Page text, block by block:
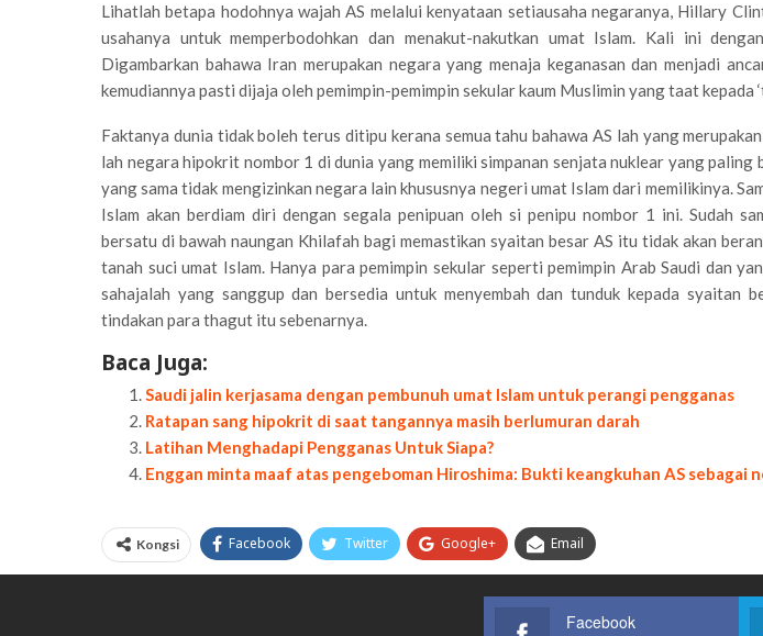
Lihatlah betapa hodohnya wajah AS melalui kenyataan setiausaha negaranya, Hillary
usahanya untuk memperbodohkan dan menakut-nakutkan umat Islam. Kali ini
Digambarkan bahawa Iran merupakan negara yang menaja keganasan dan menjadi
kemudiannya pasti dijaja oleh pemimpin-pemimpin sekular kaum Muslimin yang taat kepada
Faktanya dunia tidak boleh terus ditipu kerana semua tahu bahawa AS lah yang
lah negara hipokrit nombor 1 di dunia yang memiliki simpanan senjata nuklear yang paling
yang sama tidak mengizinkan negara lain khususnya negeri umat Islam dari memilikinya.
Islam akan berdiam diri dengan segala penipuan oleh si penipu nombor 1 ini. Sudah
bersatu di bawah naungan Khilafah bagi memastikan syaitan besar AS itu tidak akan
tanah suci umat Islam. Hanya para pemimpin sekular seperti pemimpin Arab Saudi dan
sahajalah yang sanggup dan bersedia untuk menyembah dan tunduk kepada syaitan
tindakan para thagut itu sebenarnya.
Baca Juga:
Saudi jalin kerjasama dengan pembunuh umat Islam untuk perangi pengganas
Ratapan sang hipokrit di saat tangannya masih berlumuran darah
Latihan Menghadapi Pengganas Untuk Siapa?
Enggan minta maaf atas pengeboman Hiroshima: Bukti keangkuhan AS sebagai
Kongsi Facebook Twitter Google+ Email
Facebook